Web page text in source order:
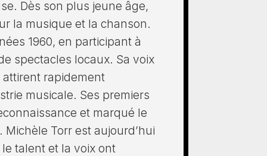
Dès son plus jeune âge,
la musique et la chanson.
1960, en participant à
spectacles locaux. Sa voix
rapidement
musicale. Ses premiers
et marqué le
Torr est aujourd’hui
talent et la voix ont